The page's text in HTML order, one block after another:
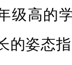
级高的
的姿态